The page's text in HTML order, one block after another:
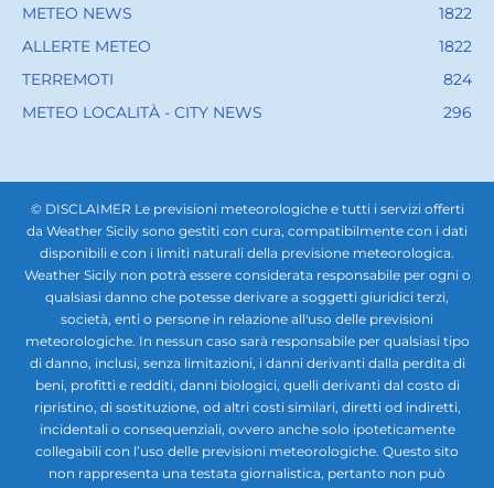
METEO NEWS
1822
ALLERTE METEO
1822
TERREMOTI
824
METEO LOCALITÀ - CITY NEWS
296
© DISCLAIMER Le previsioni meteorologiche e tutti i servizi offerti
da Weather Sicily sono gestiti con cura, compatibilmente con i dati
disponibili e con i limiti naturali della previsione meteorologica.
Weather Sicily non potrà essere considerata responsabile per ogni o
qualsiasi danno che potesse derivare a soggetti giuridici terzi,
società, enti o persone in relazione all'uso delle previsioni
meteorologiche. In nessun caso sarà responsabile per qualsiasi tipo
di danno, inclusi, senza limitazioni, i danni derivanti dalla perdita di
beni, profitti e redditi, danni biologici, quelli derivanti dal costo di
ripristino, di sostituzione, od altri costi similari, diretti od indiretti,
incidentali o consequenziali, ovvero anche solo ipoteticamente
collegabili con l’uso delle previsioni meteorologiche. Questo sito
non rappresenta una testata giornalistica, pertanto non può